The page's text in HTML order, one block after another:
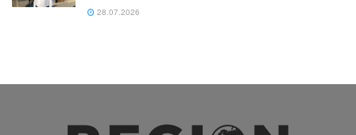
28.07.2026